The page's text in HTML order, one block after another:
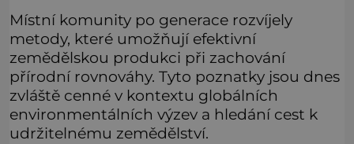
Místní komunity po generace rozvíjely
metody, které umožňují efektivní
zemědělskou produkci při zachování
přírodní rovnováhy. Tyto poznatky jsou dnes
zvláště cenné v kontextu globálních
environmentálních výzev a hledání cest k
udržitelnému zemědělství.